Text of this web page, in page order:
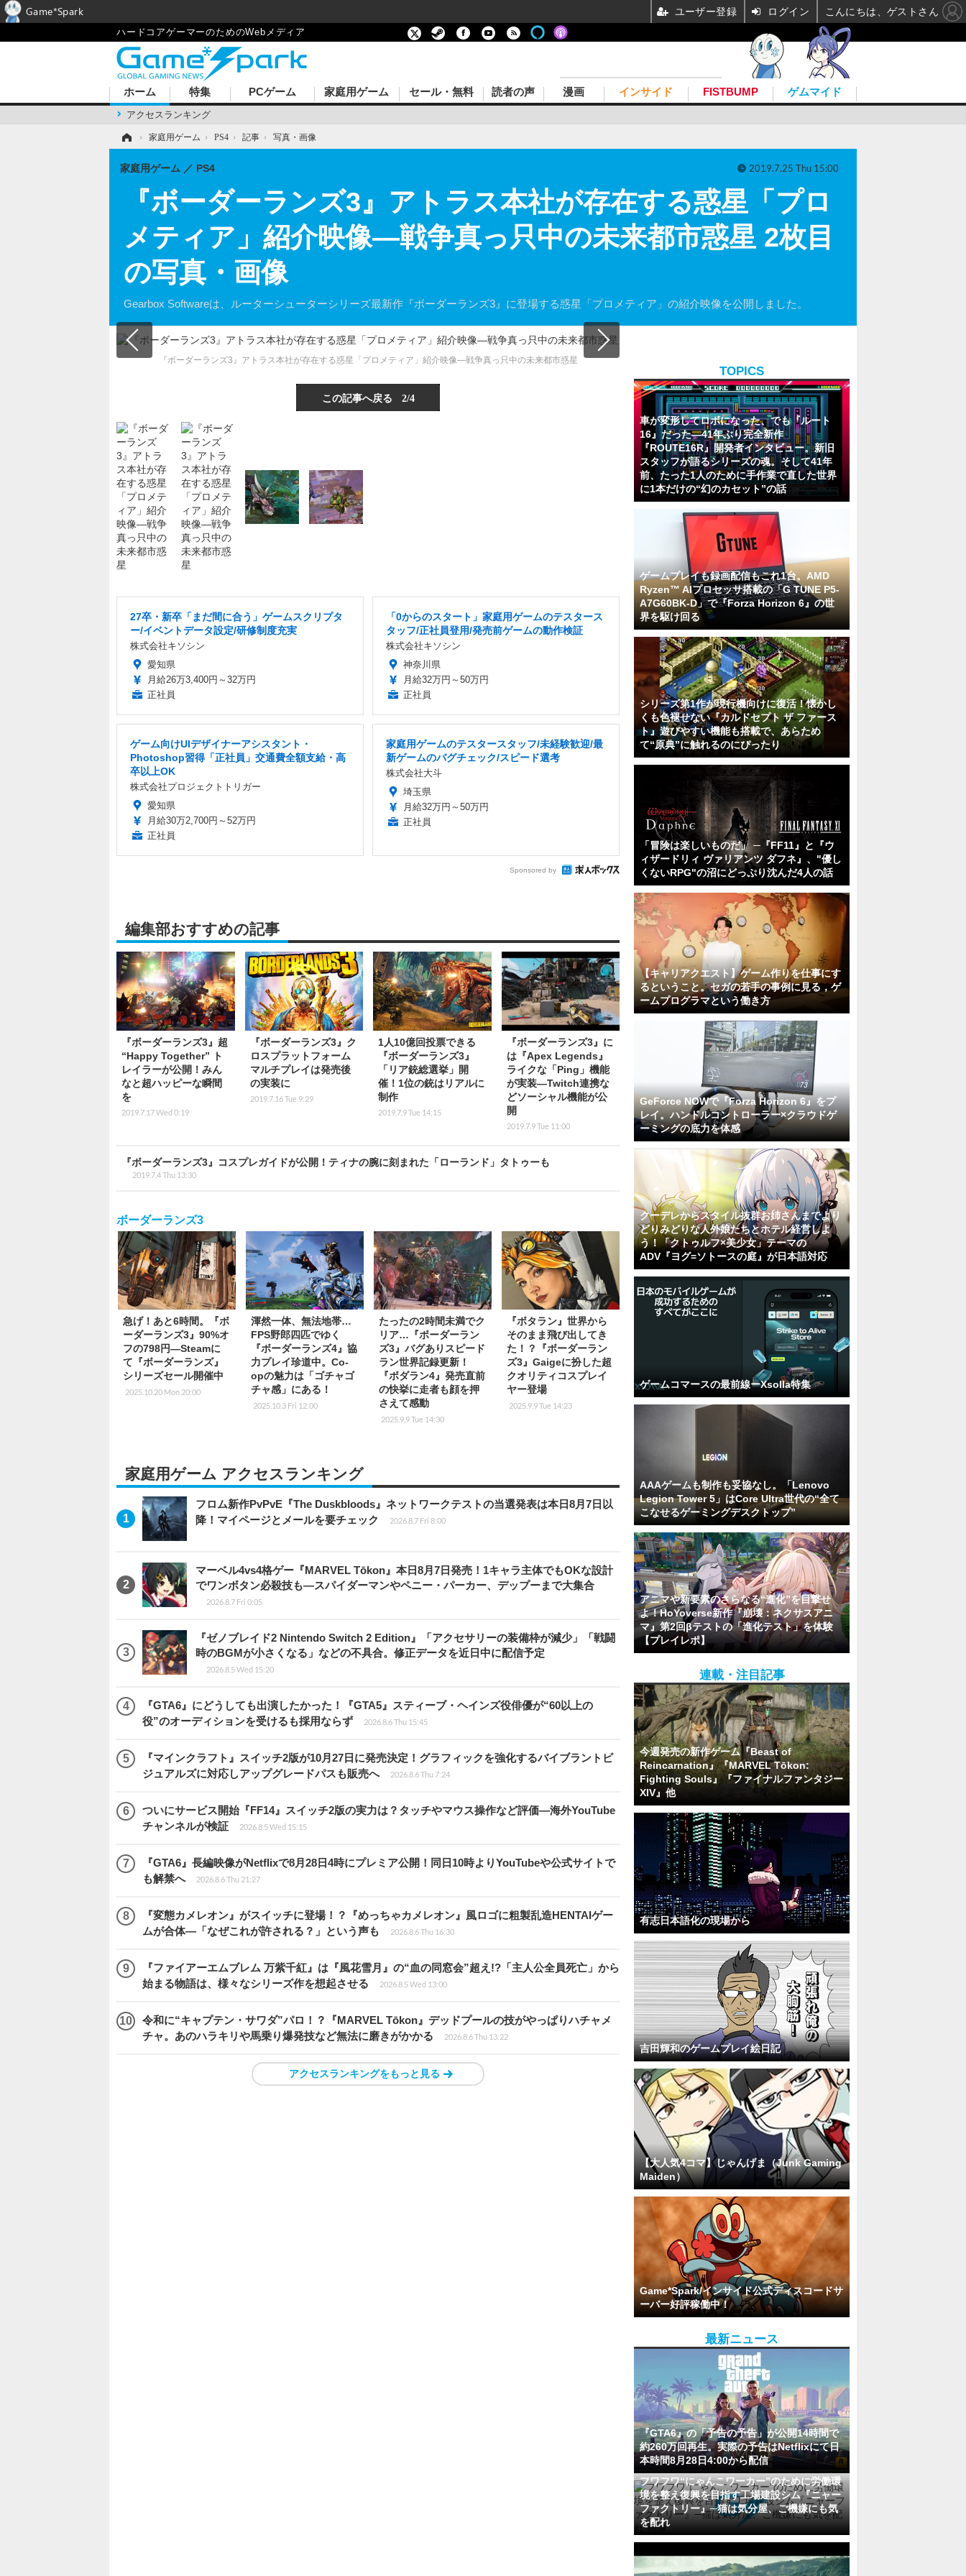
ハードコアゲーマーのためのWebメディア
ホーム
アクセスランキング
特集 PCゲーム 家庭用ゲーム セール・無料 読者の声 漫画 インサイド FISTBUMP ゲムマイド
› 家庭用ゲーム › PS4 › 記事 › 写真・画像
『ボーダーランズ3』アトラス本社が存在する惑星「プロ
メティア」紹介映像―戦争真っ只中の未来都市惑星 2枚目
の写真・画像
Gearbox Softwareは、ルーターシューターシリーズ最新作『ボーダーランズ3』に登場する惑星「プロメティア」の紹介映像を公開しました。
家庭用ゲーム PS4 2019.7.25 Thu 15:00
『ボーダーランズ3』アトラス本社が存在する惑星「プロメティア」紹介映像―戦争真っ只中の未来都市惑星
この記事へ戻る 2/4
27卒・新卒「まだ間に合う」ゲームスクリプタ
ー/イベントデータ設定/研修制度充実
株式会社キソシン
愛知県
月給26万3,400円～32万円
正社員
「0からのスタート」家庭用ゲームのテスタース
タッフ/正社員登用/発売前ゲームの動作検証
株式会社キソシン
神奈川県
月給32万円～50万円
正社員
ゲーム向けUIデザイナーアシスタント・
Photoshop習得「正社員」交通費全額支給・高
卒以上OK
株式会社プロジェクトトリガー
愛知県
月給30万2,700円～52万円
正社員
家庭用ゲームのテスタースタッフ/未経験歓迎/最
新ゲームのバグチェック/スピード選考
株式会社大斗
埼玉県
月給32万円～50万円
正社員
Sponsored by
編集部おすすめの記事
『ボーダーランズ3』超
“Happy Together” ト
レイラーが公開！みん
なと超ハッピーな瞬間
を
2019.7.17 Wed 0:19
『ボーダーランズ3』ク
ロスプラットフォーム
マルチプレイは発売後
の実装に
2019.7.16 Tue 9:29
1人10億回投票できる
『ボーダーランズ3』
「リア銃総選挙」開
催！1位の銃はリアルに
制作
2019.7.9 Tue 14:15
『ボーダーランズ3』に
は『Apex Legends』
ライクな「Ping」機能
が実装―Twitch連携な
どソーシャル機能が公
開
2019.7.9 Tue 11:00
『ボーダーランズ3』コスプレガイドが公開！ティナの腕に刻まれた「ローランド」タトゥーも
2019.7.4 Thu 13:30
ボーダーランズ3
急げ！あと6時間。『ボ
ーダーランズ3』90%オ
フの798円―Steamに
て『ボーダーランズ』
シリーズセール開催中
2025.10.20 Mon 20:00
渾然一体、無法地帯…
FPS野郎四匹でゆく
『ボーダーランズ4』協
力プレイ珍道中。Co-
opの魅力は「ゴチャゴ
チャ感」にある！
2025.10.3 Fri 12:00
たったの2時間未満でク
リア…『ボーダーラン
ズ3』バグありスピード
ラン世界記録更新！
『ボダラン4』発売直前
の快挙に走者も顔を押
さえて感動
2025.9.9 Tue 14:30
『ボタラン』世界から
そのまま飛び出してき
た！？『ボーダーラン
ズ3』Gaigeに扮した超
クオリティコスプレイ
ヤー登場
2025.9.9 Tue 14:23
家庭用ゲーム アクセスランキング
フロム新作PvPvE『The Duskbloods』ネットワークテストの当選発表は本日8月7日以
降！マイページとメールを要チェック
2026.8.7 Fri 8:00
マーベル4vs4格ゲー『MARVEL Tōkon』本日8月7日発売！1キャラ主体でもOKな設計
でワンボタン必殺技も―スパイダーマンやペニー・パーカー、デップーまで大集合
2026.8.7 Fri 0:05
『ゼノブレイド2 Nintendo Switch 2 Edition』「アクセサリーの装備枠が減少」「戦闘
時のBGMが小さくなる」などの不具合。修正データを近日中に配信予定
2026.8.5 Wed 15:20
『GTA6』にどうしても出演したかった！『GTA5』スティーブ・ヘインズ役俳優が“60以上の
役”のオーディションを受けるも採用ならず
2026.8.6 Thu 15:45
『マインクラフト』スイッチ2版が10月27日に発売決定！グラフィックを強化するバイブラントビ
ジュアルズに対応しアップグレードパスも販売へ
2026.8.6 Thu 7:24
ついにサービス開始『FF14』スイッチ2版の実力は？タッチやマウス操作など評価―海外YouTube
チャンネルが検証
2026.8.5 Wed 15:15
『GTA6』長編映像がNetflixで8月28日4時にプレミア公開！同日10時よりYouTubeや公式サイトで
も解禁へ
2026.8.6 Thu 21:27
『変態カメレオン』がスイッチに登場！？『めっちゃカメレオン』風ロゴに粗製乱造HENTAIゲー
ムが合体―「なぜこれが許される？」という声も
2026.8.6 Thu 16:30
『ファイアーエムブレム 万紫千紅』は『風花雪月』の“血の同窓会”超え!?「主人公全員死亡」から
始まる物語は、様々なシリーズ作を想起させる
2026.8.5 Wed 13:00
令和に“キャプテン・サワダ”パロ！？『MARVEL Tōkon』デッドプールの技がやっぱりハチャメ
チャ。あのハラキリや馬乗り爆発技など無法に磨きがかかる
2026.8.6 Thu 13:22
アクセスランキングをもっと見る
TOPICS
車が変形してロボになった、でも『ルート
16』だった―41年ぶり完全新作
『ROUTE16R』開発者インタビュー。新旧
スタッフが語るシリーズの魂。そして41年
前、たった1人のために手作業で直した世界
に1本だけの“幻のカセット”の話
ゲームプレイも録画配信もこれ1台。AMD
Ryzen™ AIプロセッサ搭載の「G TUNE P5-
A7G60BK-D」で『Forza Horizon 6』の世
界を駆け回る
シリーズ第1作が現行機向けに復活！懐かし
くも色褪せない『カルドセプト ザ ファース
ト』遊びやすい機能も搭載で、あらため
て“原典”に触れるのにぴったり
「冒険は楽しいものだ」 ─『FF11』と『ウ
ィザードリィ ヴァリアンツ ダフネ』、"優し
くないRPG"の沼にどっぷり沈んだ4人の話
【キャリアクエスト】ゲーム作りを仕事にす
るということ。セガの若手の事例に見る，ゲ
ームプログラマという働き方
GeForce NOWで『Forza Horizon 6』をプ
レイ。ハンドルコントローラー×クラウドゲ
ーミングの底力を体感
クーデレからスタイル抜群お姉さんまでより
どりみどりな人外娘たちとホテル経営しよ
う！「クトゥルフ×美少女」テーマの
ADV『ヨグ=ソトースの庭』が日本語対応
ゲームコマースの最前線ーXsolla特集
AAAゲームも制作も妥協なし。「Lenovo
Legion Tower 5」はCore Ultra世代の“全て
こなせるゲーミングデスクトップ”
アニマや新要素のさらなる“進化”を目撃せ
よ！HoYoverse新作『崩壊：ネクサスアニ
マ』第2回βテストの「進化テスト」を体験
【プレイレポ】
連載・注目記事
今週発売の新作ゲーム『Beast of
Reincarnation』『MARVEL Tōkon:
Fighting Souls』『ファイナルファンタジー
XIV』他
有志日本語化の現場から
吉田輝和のゲームプレイ絵日記
【大人気4コマ】じゃんげま（Junk Gaming
Maiden）
Game*Spark/インサイド公式ディスコードサ
ーバー好評稼働中！
最新ニュース
『GTA6』の「予告の予告」が公開14時間で
約260万回再生。実際の予告はNetflixにて日
本時間8月28日4:00から配信
フワフワ“にゃんこワーカー”のために労働環
境を整え復興を目指す工場建設シム『ニャー
ファクトリー』─猫は気分屋、ご機嫌にも気
を配れ
Game*Spark ユーザー登録 ログイン こんにちは、ゲストさん